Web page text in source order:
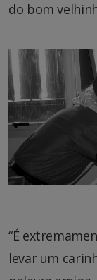
do bom
“É
levar um